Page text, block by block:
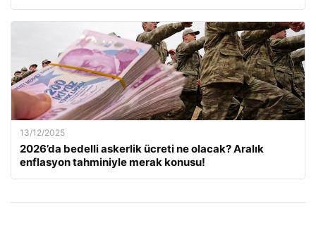
13/12/2025
2026’da bedelli askerlik ücreti ne olacak? Aralık
enflasyon tahminiyle merak konusu!